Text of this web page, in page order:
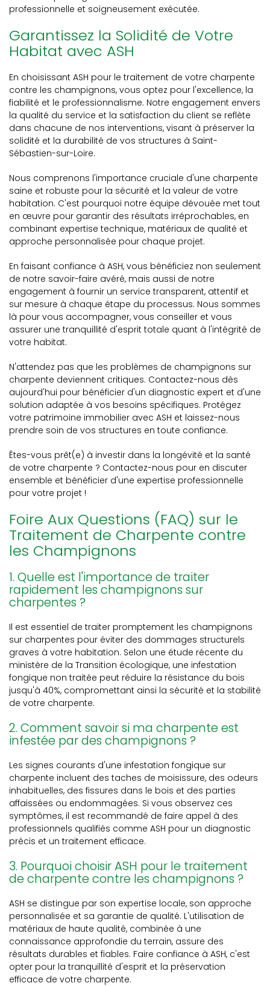
professionnelle et soigneusement exécutée.
Garantissez la Solidité de Votre
Habitat avec ASH
En choisissant ASH pour le traitement de votre charpente
contre les champignons, vous optez pour l'excellence, la
fiabilité et le professionnalisme. Notre engagement envers
la qualité du service et la satisfaction du client se reflète
dans chacune de nos interventions, visant à préserver la
solidité et la durabilité de vos structures à Saint-
Sébastien-sur-Loire.
Nous comprenons l'importance cruciale d'une charpente
saine et robuste pour la sécurité et la valeur de votre
habitation. C'est pourquoi notre équipe dévouée met tout
en œuvre pour garantir des résultats irréprochables, en
combinant expertise technique, matériaux de qualité et
approche personnalisée pour chaque projet.
En faisant confiance à ASH, vous bénéficiez non seulement
de notre savoir-faire avéré, mais aussi de notre
engagement à fournir un service transparent, attentif et
sur mesure à chaque étape du processus. Nous sommes
là pour vous accompagner, vous conseiller et vous
assurer une tranquillité d'esprit totale quant à l'intégrité de
votre habitat.
N'attendez pas que les problèmes de champignons sur
charpente deviennent critiques. Contactez-nous dès
aujourd'hui pour bénéficier d'un diagnostic expert et d'une
solution adaptée à vos besoins spécifiques. Protégez
votre patrimoine immobilier avec ASH et laissez-nous
prendre soin de vos structures en toute confiance.
Êtes-vous prêt(e) à investir dans la longévité et la santé
de votre charpente ? Contactez-nous pour en discuter
ensemble et bénéficier d'une expertise professionnelle
pour votre projet !
Foire Aux Questions (FAQ) sur le
Traitement de Charpente contre
les Champignons
1. Quelle est l'importance de traiter
rapidement les champignons sur
charpentes ?
Il est essentiel de traiter promptement les champignons
sur charpentes pour éviter des dommages structurels
graves à votre habitation. Selon une étude récente du
ministère de la Transition écologique, une infestation
fongique non traitée peut réduire la résistance du bois
jusqu'à 40%, compromettant ainsi la sécurité et la stabilité
de votre charpente.
2. Comment savoir si ma charpente est
infestée par des champignons ?
Les signes courants d'une infestation fongique sur
charpente incluent des taches de moisissure, des odeurs
inhabituelles, des fissures dans le bois et des parties
affaissées ou endommagées. Si vous observez ces
symptômes, il est recommandé de faire appel à des
professionnels qualifiés comme ASH pour un diagnostic
précis et un traitement efficace.
3. Pourquoi choisir ASH pour le traitement
de charpente contre les champignons ?
ASH se distingue par son expertise locale, son approche
personnalisée et sa garantie de qualité. L'utilisation de
matériaux de haute qualité, combinée à une
connaissance approfondie du terrain, assure des
résultats durables et fiables. Faire confiance à ASH, c'est
opter pour la tranquillité d'esprit et la préservation
efficace de votre charpente.